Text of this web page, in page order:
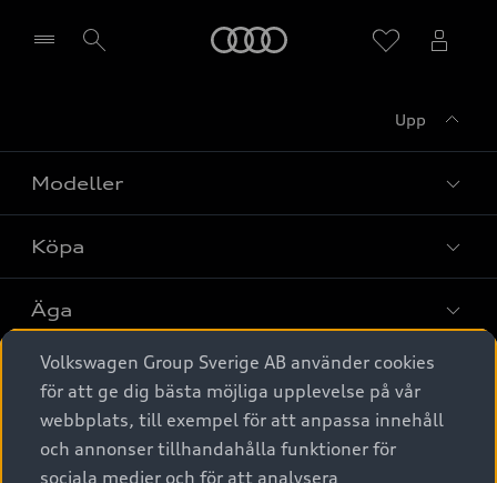
Upp
Modeller
Alla modeller
Elbilar
A6 modellerna
SUV
Avant
Köpa
Privaterbjudanden
Privatleasing
Nya bilar i lager
Begagnade bilar i lager
Äga
Service & tillbehör
Audi digital services
Originaltillbehör - köp online
Tjänstebil
Tjänstebil
Om Audi Sverige
Volkswagen Group Sverige AB använder cookies
för att ge dig bästa möjliga upplevelse på vår
webbplats, till exempel för att anpassa innehåll
och annonser tillhandahålla funktioner för
sociala medier och för att analysera